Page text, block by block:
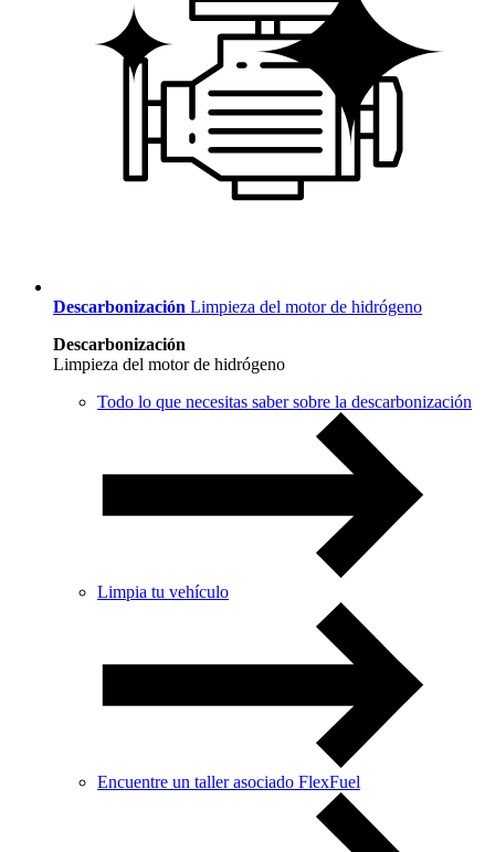
Descarbonización Limpieza del motor de hidrógeno
Descarbonización
Limpieza del motor de hidrógeno
Todo lo que necesitas saber sobre la descarbonización
Limpia tu vehículo
Encuentre un taller asociado FlexFuel